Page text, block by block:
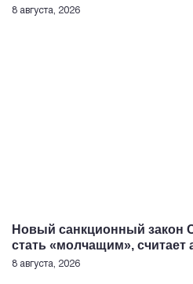
8 августа, 2026
Новый санкционный
стать «молчащим», считает
8 августа, 2026